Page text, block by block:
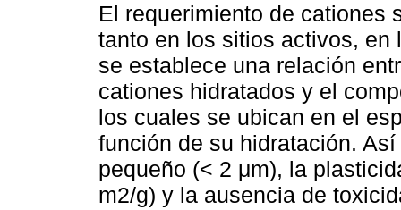
El requerimiento de cationes
tanto en los sitios activos, en
se establece una relación
cationes hidratados y el
los cuales se ubican en el
función de su hidratación.
pequeño (< 2 μm), la
m2/g) y la ausencia de